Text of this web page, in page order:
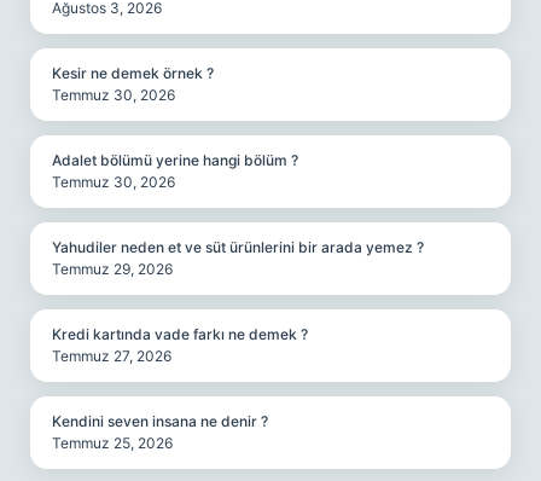
Ağustos 3, 2026
Kesir ne demek örnek ?
Temmuz 30, 2026
Adalet bölümü yerine hangi bölüm ?
Temmuz 30, 2026
Yahudiler neden et ve süt ürünlerini bir arada yemez ?
Temmuz 29, 2026
Kredi kartında vade farkı ne demek ?
Temmuz 27, 2026
Kendini seven insana ne denir ?
Temmuz 25, 2026